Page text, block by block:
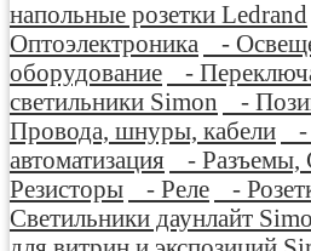
напольные розетки Ledrand
Оптоэлектроника
-
оборудование
-
светильники Simon
-
Провода, шнуры, кабели
-
автоматизация
- Разъемы,
Резисторы
- Реле -
Светильники даунлайт